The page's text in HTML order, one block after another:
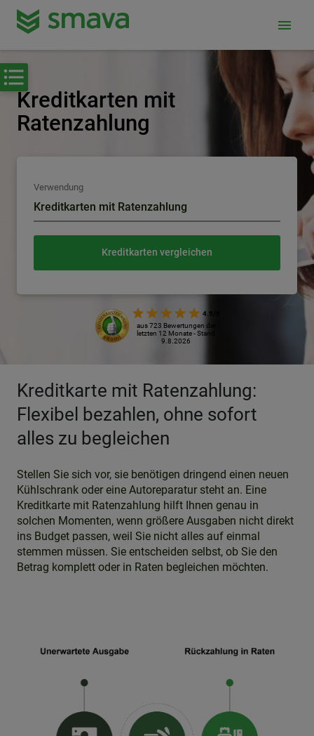
menu
Kreditkarten mit
Ratenzahlung
4.9/5
aus 723 Bewertungen der
letzten 12 Monate - Stand
9.8.2026
Verwendung
Kreditkarten mit Ratenzahlung
Kreditkarten vergleichen
Kreditkarte mit Ratenzahlung:
Flexibel bezahlen, ohne sofort
alles zu begleichen
Stellen Sie sich vor, sie benötigen dringend einen neuen
Kühlschrank oder eine Autoreparatur steht an. Eine
Kreditkarte mit Ratenzahlung hilft Ihnen genau in
solchen Momenten, wenn größere Ausgaben nicht direkt
ins Budget passen, weil Sie nicht alles auf einmal
stemmen müssen. Sie entscheiden selbst, ob Sie den
Betrag komplett oder in Raten begleichen möchten.